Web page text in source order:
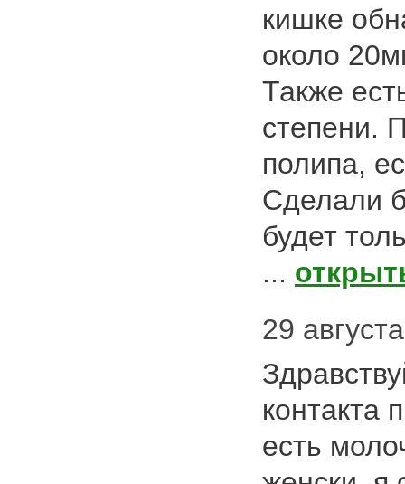
кишке
около
Также
степени.
полипа,
Сделали
будет
...
29
контакта
есть